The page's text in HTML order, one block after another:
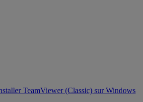
TeamViewer (Classic) sur Windows